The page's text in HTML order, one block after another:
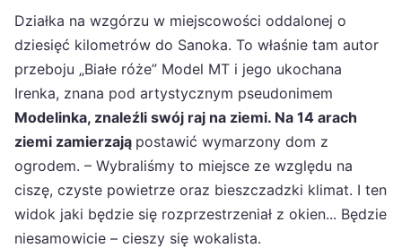
Działka na wzgórzu w miejscowości oddalonej o
dziesięć kilometrów do Sanoka. To właśnie tam autor
przeboju „Białe róże” Model MT i jego ukochana
Irenka, znana pod artystycznym pseudonimem
Modelinka, znaleźli swój raj na ziemi. Na 14 arach
ziemi zamierzają postawić wymarzony dom z
ogrodem. – Wybraliśmy to miejsce ze względu na
ciszę, czyste powietrze oraz bieszczadzki klimat. I ten
widok jaki będzie się rozprzestrzeniał z okien... Będzie
niesamowicie – cieszy się wokalista.